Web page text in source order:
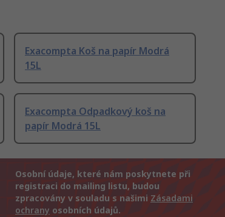
Exacompta Koš na papír Modrá
15L
Exacompta Odpadkový koš na
papír Modrá 15L
Osobní údaje, které nám poskytnete při
registraci do mailing listu, budou
zpracovány v souladu s našimi Zásadami
ochrany osobních údajů.